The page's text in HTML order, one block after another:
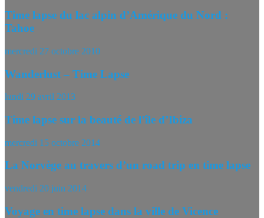
Time lapse du lac alpin d’Amérique du Nord :
Tahoe
mercredi 27 octobre 2010
Wanderlust – Time Lapse
lundi 29 avril 2013
Time lapse sur la beauté de l’île d’Ibiza
mercredi 15 octobre 2014
La Norvège au travers d’un road trip en time lapse
vendredi 20 juin 2014
Voyage en time lapse dans la ville de Vicence